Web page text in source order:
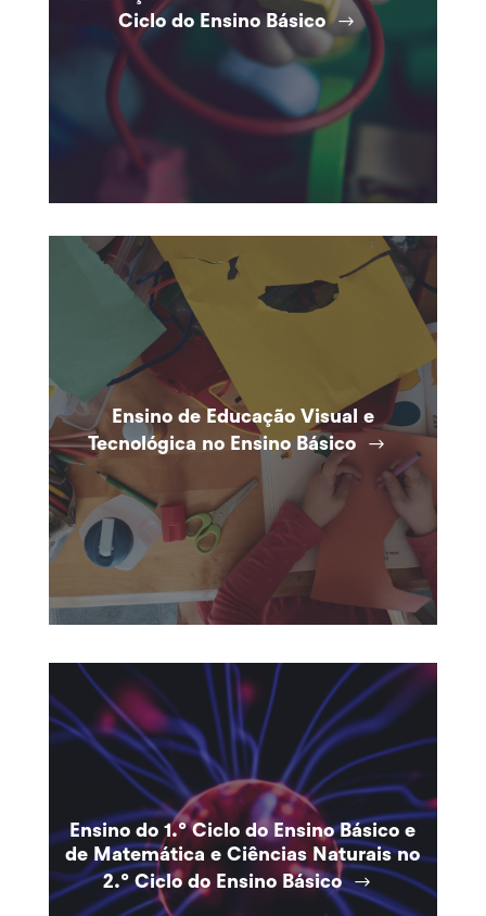
Ciclo do Ensino Básico
Ensino de Educação Visual e
Tecnológica no Ensino Básico
Ensino do 1.º Ciclo do Ensino Básico e
de Matemática e Ciências Naturais no
2.º Ciclo do Ensino Básico